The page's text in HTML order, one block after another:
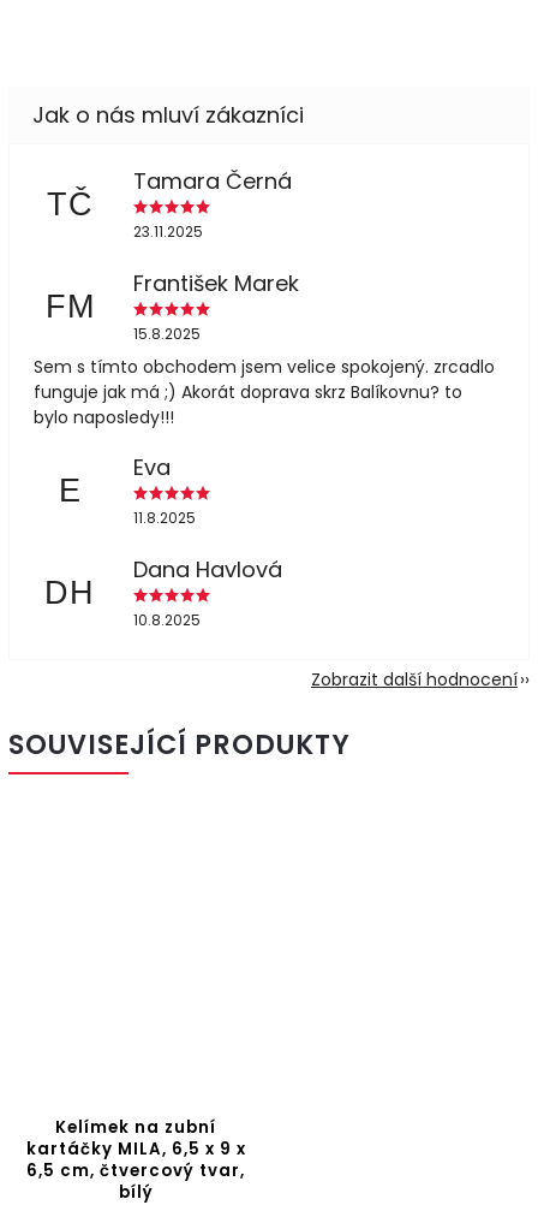
TČ
Tamara Černá
23.11.2025
FM
František Marek
15.8.2025
Sem s tímto obchodem jsem velice spokojený. zrcadlo
funguje jak má ;) Akorát doprava skrz Balíkovnu? to
bylo naposledy!!!
E
Eva
11.8.2025
DH
Dana Havlová
10.8.2025
Zobrazit další hodnocení
SOUVISEJÍCÍ PRODUKTY
Kelímek na zubní
kartáčky MILA, 6,5 x 9 x
6,5 cm, čtvercový tvar,
bílý